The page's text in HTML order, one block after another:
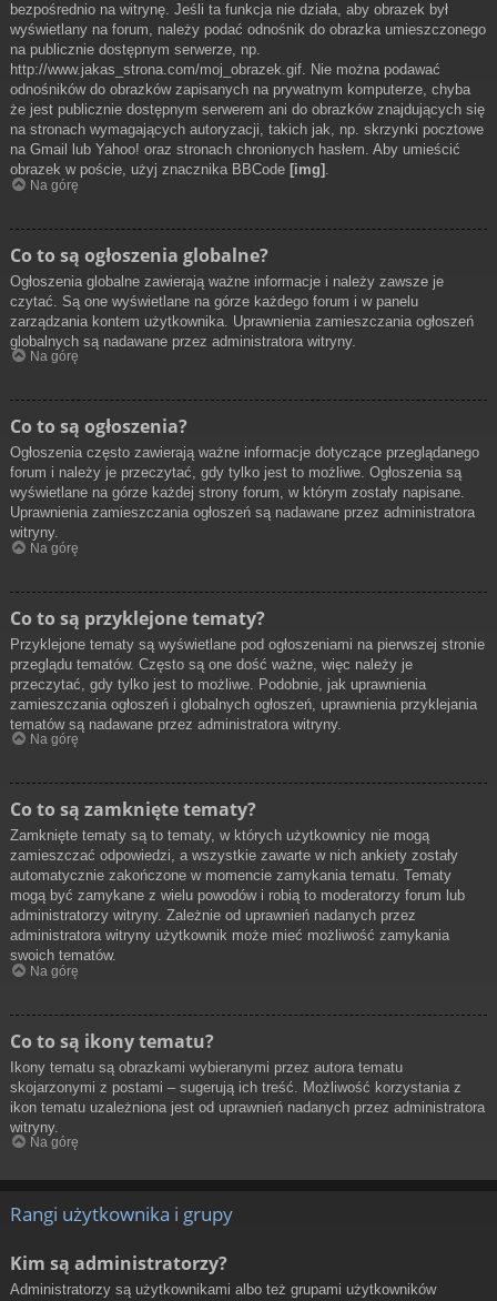
bezpośrednio na witrynę. Jeśli ta funkcja nie działa, aby obrazek był
wyświetlany na forum, należy podać odnośnik do obrazka umieszczonego
na publicznie dostępnym serwerze, np.
http://www.jakas_strona.com/moj_obrazek.gif. Nie można podawać
odnośników do obrazków zapisanych na prywatnym komputerze, chyba
że jest publicznie dostępnym serwerem ani do obrazków znajdujących się
na stronach wymagających autoryzacji, takich jak, np. skrzynki pocztowe
na Gmail lub Yahoo! oraz stronach chronionych hasłem. Aby umieścić
obrazek w poście, użyj znacznika BBCode [img] .
Na górę
Co to są ogłoszenia globalne?
Ogłoszenia globalne zawierają ważne informacje i należy zawsze je
czytać. Są one wyświetlane na górze każdego forum i w panelu
zarządzania kontem użytkownika. Uprawnienia zamieszczania ogłoszeń
globalnych są nadawane przez administratora witryny.
Na górę
Co to są ogłoszenia?
Ogłoszenia często zawierają ważne informacje dotyczące przeglądanego
forum i należy je przeczytać, gdy tylko jest to możliwe. Ogłoszenia są
wyświetlane na górze każdej strony forum, w którym zostały napisane.
Uprawnienia zamieszczania ogłoszeń są nadawane przez administratora
witryny.
Na górę
Co to są przyklejone tematy?
Przyklejone tematy są wyświetlane pod ogłoszeniami na pierwszej stronie
przeglądu tematów. Często są one dość ważne, więc należy je
przeczytać, gdy tylko jest to możliwe. Podobnie, jak uprawnienia
zamieszczania ogłoszeń i globalnych ogłoszeń, uprawnienia przyklejania
tematów są nadawane przez administratora witryny.
Na górę
Co to są zamknięte tematy?
Zamknięte tematy są to tematy, w których użytkownicy nie mogą
zamieszczać odpowiedzi, a wszystkie zawarte w nich ankiety zostały
automatycznie zakończone w momencie zamykania tematu. Tematy
mogą być zamykane z wielu powodów i robią to moderatorzy forum lub
administratorzy witryny. Zależnie od uprawnień nadanych przez
administratora witryny użytkownik może mieć możliwość zamykania
swoich tematów.
Na górę
Co to są ikony tematu?
Ikony tematu są obrazkami wybieranymi przez autora tematu
skojarzonymi z postami – sugerują ich treść. Możliwość korzystania z
ikon tematu uzależniona jest od uprawnień nadanych przez administratora
witryny.
Na górę
Rangi użytkownika i grupy
Kim są administratorzy?
Administratorzy są użytkownikami albo też grupami użytkowników